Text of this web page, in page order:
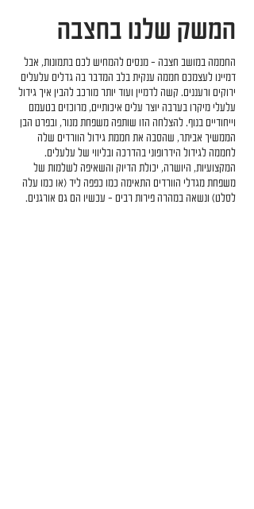
המשק שלנו בחצבה
החממה במושב חצבה – מנסים להמחיש לכם בתמונות, אבל
דמיינו לעצמכם חממה ענקית בלב המדבר בה גדלים עלעלים
ירוקים ורעננים. קשה לדמיין ועוד יותר מורכב להבין איך גידול
עלעלי מיקרו בערבה יוצר עלים איכותיים, מרוכזים בטעמם
וייחודיים בנוף. להצלחה הזו שותפה משפחת מנור, ובפרט הבן
הממשיך אביתר, שהסבה את חממת גידול הוורדים שלה
לחממה לגידול הידרופוני בהדרכה ובליווי של עלעלים.
המקצועיות, היושרה, יכולת הדיוק והשאיפה לשלמות של
משפחת מגדלי הוורדים התאימה כמו כפפה ליד (או כמו עלה
לסלט) ונשאה במהרה פירות רבים – עכשיו הם גם אורגנים.